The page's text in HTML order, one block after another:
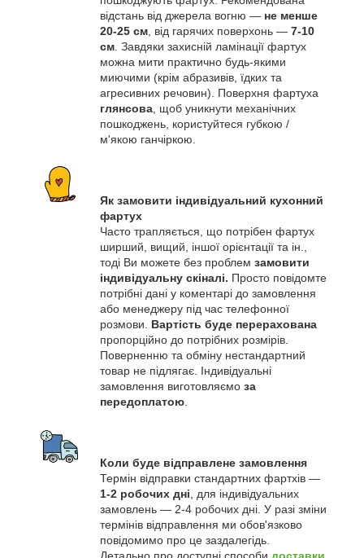
відстань від джерела вогню — не менше
20-25 см, від гарячих поверхонь — 7-10
см. Завдяки захисній ламінації фартух
можна мити практично будь-якими
миючими (крім абразивів, їдких та
агресивних речовин). Поверхня фартуха
глянсова, щоб уникнути механічних
пошкоджень, користуйтеся губкою /
м'якою ганчіркою.
Як замовити індивідуальний кухонний
фартух
Часто трапляється, що потрібен фартух
ширший, вищий, іншої орієнтації та ін.,
тоді Ви можете без проблем замовити
індивідуальну скіналі. Просто повідомте
потрібні дані у коментарі до замовлення
або менеджеру під час телефонної
розмови. Вартість буде перерахована
пропорційно до потрібних розмірів.
Поверненню та обміну нестандартний
товар не підлягає. Індивідуальні
замовлення виготовляємо за
передоплатою.
Коли буде відправлене замовлення
Термін відправки стандартних фартхів —
1-2 робочих дні, для індивідуальних
замовлень — 2-4 робочих дні. У разі зміни
термінів відправлення ми обов'язково
повідомимо про це заздалегідь.